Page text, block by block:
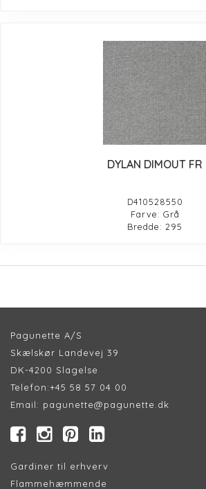
DYLAN DIMOUT FR
D410528550
Farve: Grå
Bredde: 295
Pagunette A/S
Skælskør Landevej 39
DK-4200 Slagelse
Telefon:+45 58 57 04 00
Email: pagunette@pagunette.dk
Gardiner til erhverv
Flammehæmmende